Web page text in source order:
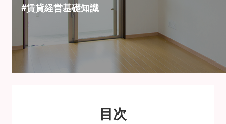
#賃貸経営基礎知識
目次